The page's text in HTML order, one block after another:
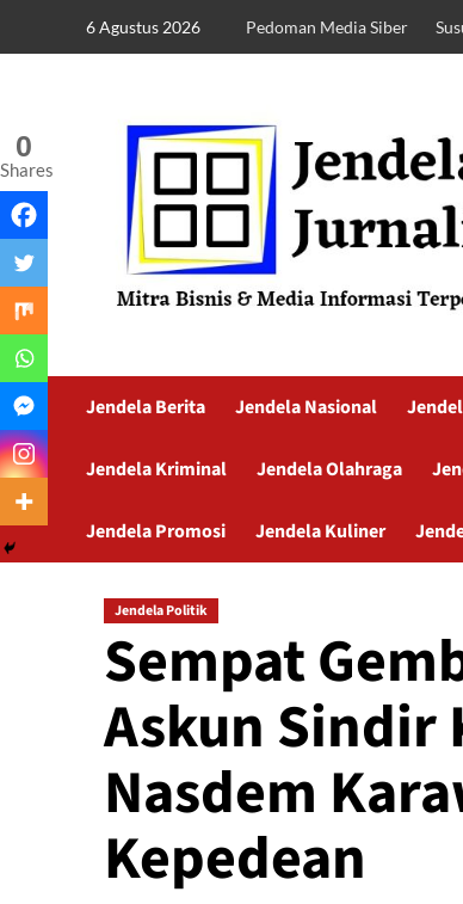
6 Agustus 2026 Pedoman Media Siber
Jendela Berita Jendela Nasional
Jendela Kriminal Jendela Olahraga
Jendela Promosi Jendela Kuliner
Jendela Politik
Sempat
Askun Sindir
Nasdem
Kepedean
0
Shares